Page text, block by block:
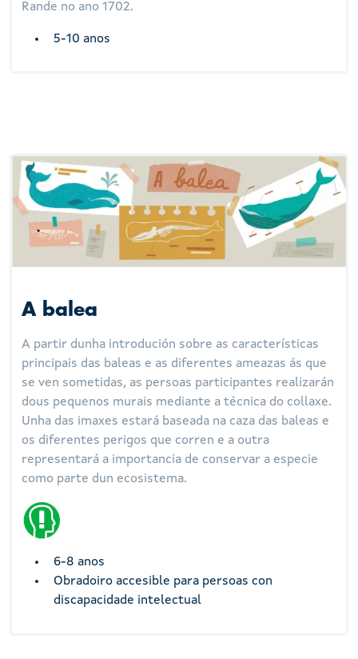
Rande no ano 1702.
5-10 anos
A balea
A partir dunha introdución sobre as características
principais das baleas e as diferentes ameazas ás que
se ven sometidas, as persoas participantes realizarán
dous pequenos murais mediante a técnica do collaxe.
Unha das imaxes estará baseada na caza das baleas e
os diferentes perigos que corren e a outra
representará a importancia de conservar a especie
como parte dun ecosistema.
6-8 anos
Obradoiro accesible para persoas con
discapacidade intelectual